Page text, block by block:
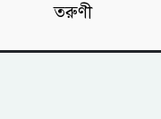
তরুণী